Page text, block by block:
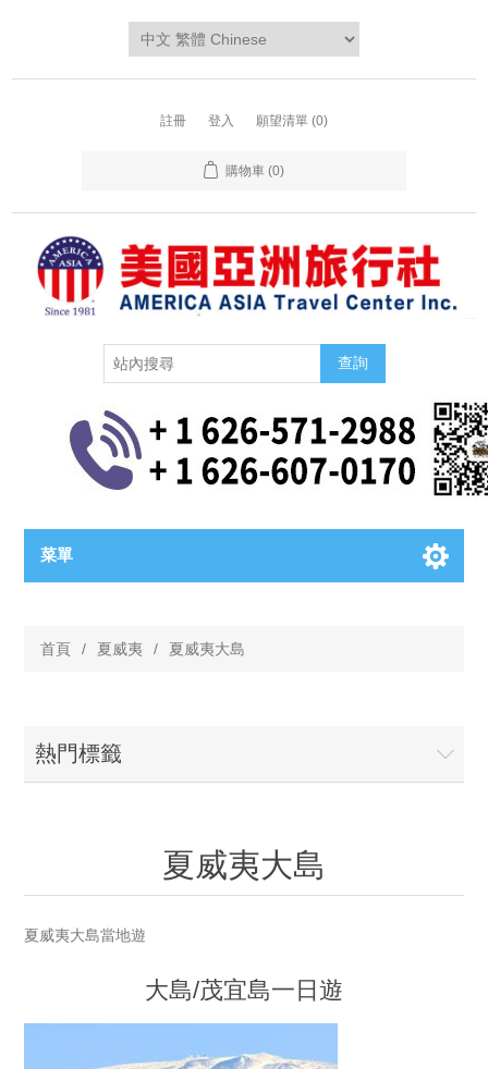
註冊 登入 願望清單 (0)
購物車 (0)
菜單
首頁 / 夏威夷 / 夏威夷大島
熱門標籤
夏威夷大島
夏威夷大島當地遊
大島/茂宜島一日遊